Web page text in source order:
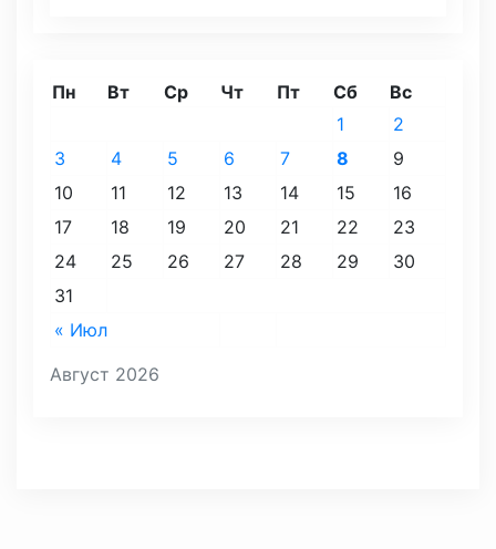
Август 2026
Пн Вт Ср Чт Пт Сб Вс
« Июл
1
2
3
4 5 6 7 8
9
10
11 12 13 14 15
16
17
18 19 20 21 22
23
24
25 26 27 28 29
30
31